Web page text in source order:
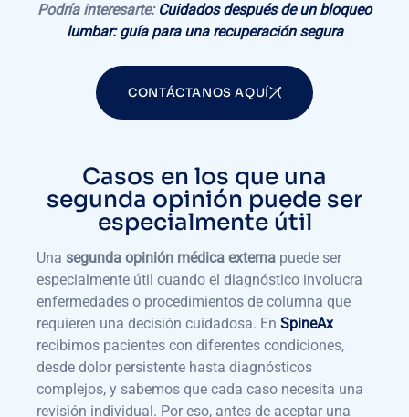
Podría interesarte: Cuidados después de un bloqueo
lumbar: guía para una recuperación segura
CONTÁCTANOS AQUÍ
Casos en los que una
segunda opinión puede ser
especialmente útil
Una segunda opinión médica externa puede ser
especialmente útil cuando el diagnóstico involucra
enfermedades o procedimientos de columna que
requieren una decisión cuidadosa. En SpineAx
recibimos pacientes con diferentes condiciones,
desde dolor persistente hasta diagnósticos
complejos, y sabemos que cada caso necesita una
revisión individual. Por eso, antes de aceptar una